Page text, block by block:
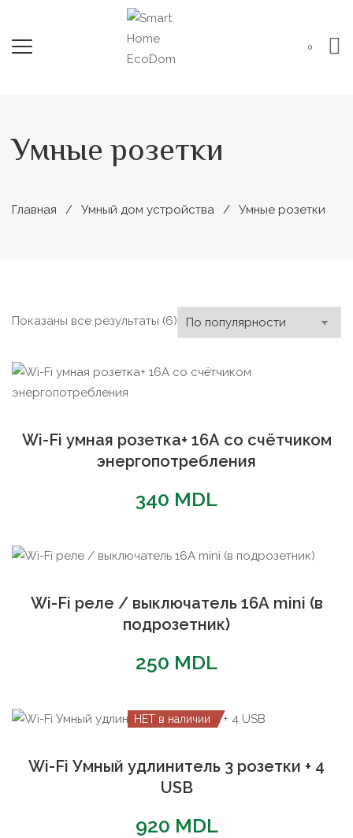
0
Умные розетки
Главная Умный дом устройства Умные розетки
Показаны все результаты (6) Сортировка:
по
Wi-Fi умная розетка+ 16А со счётчиком
энергопотребления
340 MDL
Wi-Fi реле / выключатель 16А mini (в
подрозетник)
250 MDL
НЕТ в наличии
Wi-Fi Умный удлинитель 3 розетки + 4
USB
920 MDL